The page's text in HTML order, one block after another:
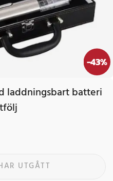
-43%
laddningsbart batteri
UTGÅTT